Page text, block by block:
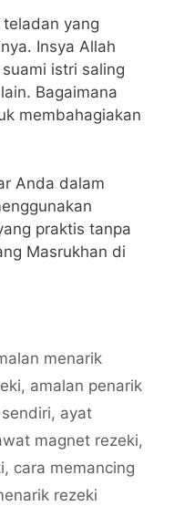
teladan yang
Insya Allah
istri saling
Bagaimana
membahagiakan
Anda dalam
praktis tanpa
Masrukhan di
menarik
, amalan penarik
, ayat
magnet rezeki,
, cara memancing
rezeki